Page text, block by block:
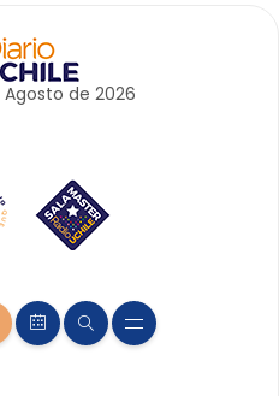
Agosto de 2026